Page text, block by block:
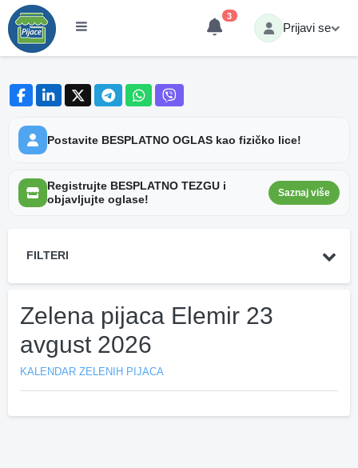
3
Prijavi se
Postavite BESPLATNO OGLAS kao fizičko lice!
Registrujte BESPLATNO TEZGU i
objavljujte oglase!
Saznaj više
FILTERI
Zelena pijaca Elemir 23
avgust 2026
KALENDAR ZELENIH PIJACA